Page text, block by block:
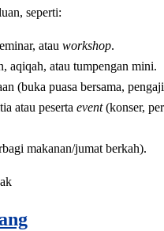
seperti:
atau workshop.
aqiqah, atau tumpengan mini.
(buka puasa bersama,
atau peserta event(konser,
makanan/jumat berkah).